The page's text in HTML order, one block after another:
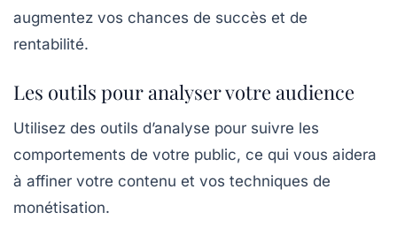
augmentez vos chances de succès et de
rentabilité.
Les outils pour analyser votre audience
Utilisez des outils d’analyse pour suivre les
comportements de votre public, ce qui vous aidera
à affiner votre contenu et vos techniques de
monétisation.